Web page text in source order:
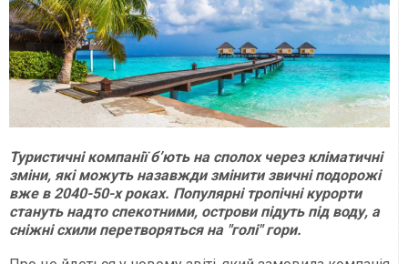
Туристичні компанії бʼють на сполох через кліматичні
зміни, які можуть назавжди змінити звичні подорожі
вже в 2040-50-х роках. Популярні тропічні курорти
стануть надто спекотними, острови підуть під воду, а
сніжні схили перетворяться на "голі" гори.